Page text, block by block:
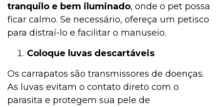
tranquilo e bem iluminado, onde o pet possa
ficar calmo. Se necessário, ofereça um petisco
para distraí-lo e facilitar o manuseio.
Coloque luvas descartáveis
Os carrapatos são transmissores de doenças.
As luvas evitam o contato direto com o
parasita e protegem sua pele de